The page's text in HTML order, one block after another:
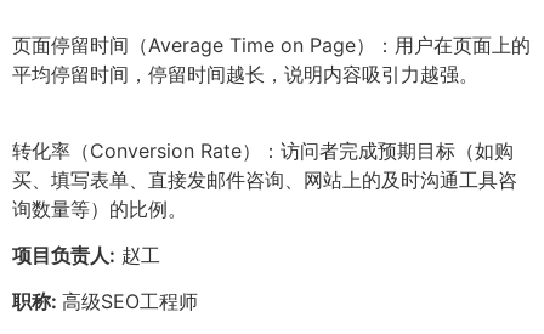
页面停留时间（Average Time on Page）：用户在页面上的
平均停留时间，停留时间越长，说明内容吸引力越强。
转化率（Conversion Rate）：访问者完成预期目标（如购
买、填写表单、直接发邮件咨询、网站上的及时沟通工具咨
询数量等）的比例。
项目负责人: 赵工
职称: 高级SEO工程师